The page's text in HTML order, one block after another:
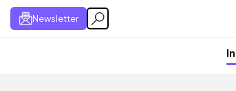
Newsletter